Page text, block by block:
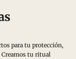
para tu protección,
Creamos tu ritual